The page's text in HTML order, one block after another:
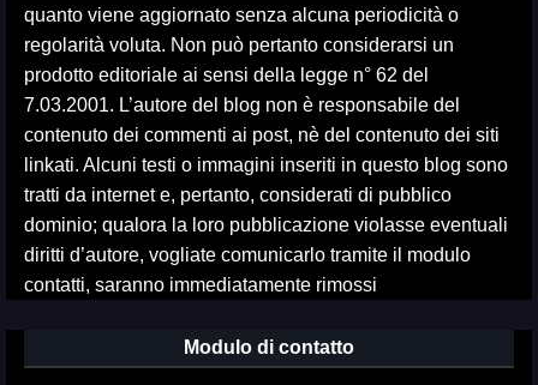
quanto viene aggiornato senza alcuna periodicità o
regolarità voluta. Non può pertanto considerarsi un
prodotto editoriale ai sensi della legge n° 62 del
7.03.2001. L’autore del blog non è responsabile del
contenuto dei commenti ai post, nè del contenuto dei siti
linkati. Alcuni testi o immagini inseriti in questo blog sono
tratti da internet e, pertanto, considerati di pubblico
dominio; qualora la loro pubblicazione violasse eventuali
diritti d’autore, vogliate comunicarlo tramite il modulo
contatti, saranno immediatamente rimossi
Modulo di contatto